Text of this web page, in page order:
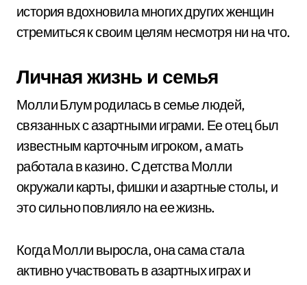
история вдохновила многих других женщин
стремиться к своим целям несмотря ни на что.
Личная жизнь и семья
Молли Блум родилась в семье людей,
связанных с азартными играми. Ее отец был
известным карточным игроком, а мать
работала в казино. С детства Молли
окружали карты, фишки и азартные столы, и
это сильно повлияло на ее жизнь.
Когда Молли выросла, она сама стала
активно участвовать в азартных играх и